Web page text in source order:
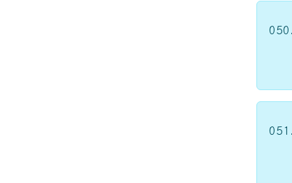
050.
051.